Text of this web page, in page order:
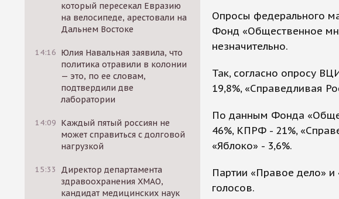
который пересекал Евразию
на велосипеде, арестовали на
Дальнем Востоке
14:16 Юлия Навальная заявила, что
политика отравили в колонии
— это, по ее словам,
подтвердили две
лаборатории
14:09 Каждый пятый россиян не
может справиться с долговой
нагрузкой
15:33
Директор департамента
здравоохранения ХМАО,
кандидат медицинских наук
Опросы федерального
Фонд «Общественное
незначительно.
Так, согласно опросу
19,8%, «Справедливая
По данным Фонда
46%, КПРФ - 21%,
«Яблоко» - 3,6%.
Партии «Правое дело»
голосов.